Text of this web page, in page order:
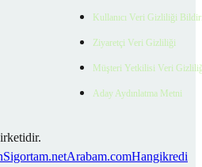
Kullanıcı Veri Gizliliği
Ziyaretçi Veri Gizliliği
Müşteri Yetkilisi Veri
Aday Aydınlatma Metni
Sigortam.netArabam.comHangikredi